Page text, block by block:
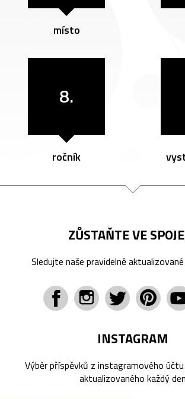
místo
8.
ročník
ZŮSTAŇTE VE
Sledujte naše pravidelně
INSTAGRAM
Výběr příspěvků z instagramového účtu
aktualizovaného každý den